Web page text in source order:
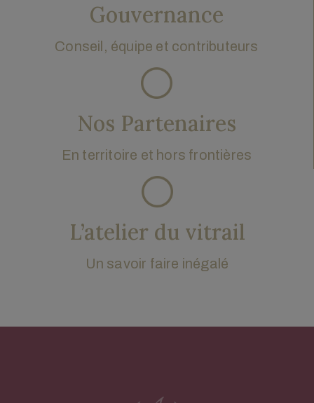
Gouvernance
Conseil, équipe et contributeurs
Nos Partenaires
En territoire et hors frontières
L’atelier du vitrail
Un savoir faire inégalé